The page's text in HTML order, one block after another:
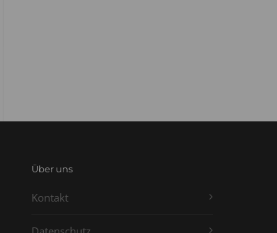
Über uns
Kontakt